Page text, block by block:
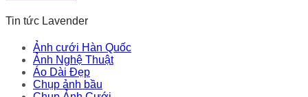
Tin tức Lavender
Ảnh cưới Hàn Quốc
Ảnh Nghệ Thuật
Áo Dài Đẹp
Chụp ảnh bầu